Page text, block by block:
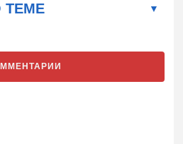
ТЕМЕ